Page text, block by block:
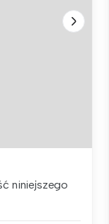
niniejszego